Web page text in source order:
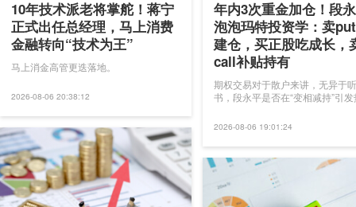
10年技术派老将掌舵！蒋宁
正式出任总经理，马上消费
金融转向“技术为王”
马上消金高管更迭落地。
2026-08-06 20:38:12
年内3次重金加仓！段
泡泡玛特投资学：卖
建仓，买正股吃成长，
call补贴持有
期权交易对于散户来讲，无异于
书，段永平是否在“变相减持”引
2026-08-06 19:01:24